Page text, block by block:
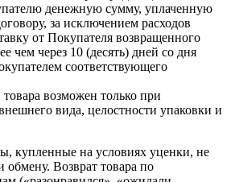
денежную сумму, уплаченную
за исключением расходов
от Покупателя возвращенного
чем через 10 (десять) дней со дня
соответствующего
возможен только при
вида, целостности упаковки и
купленные на условиях уценки, не
обмену. Возврат товара по